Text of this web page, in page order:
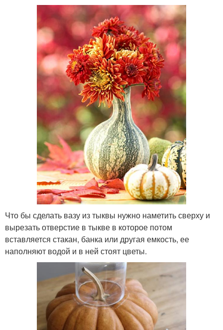
Что бы сделать вазу из тыквы нужно наметить сверху и
вырезать отверстие в тыкве в которое потом
вставляется стакан, банка или другая емкость, ее
наполняют водой и в ней стоят цветы.